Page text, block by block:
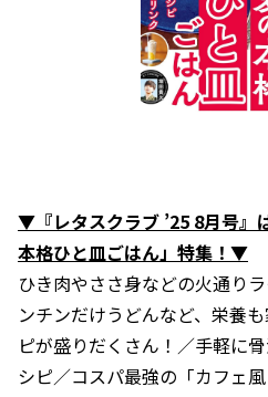
▼『レタスクラブ ’25 8月号』
本格ひと皿ごはん」特集！▼
ひき肉やささ身などの火通り
ンチンだけうどんなど、栄養
ピが盛りだくさん！／手軽に
シピ／コスパ最強の「カフェ